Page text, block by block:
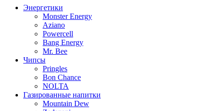
Энергетики
Monster Energy
Aziano
Powercell
Bang Energy
Mr. Bee
Чипсы
Pringles
Bon Chance
NOLTA
Газированные напитки
Mountain Dew